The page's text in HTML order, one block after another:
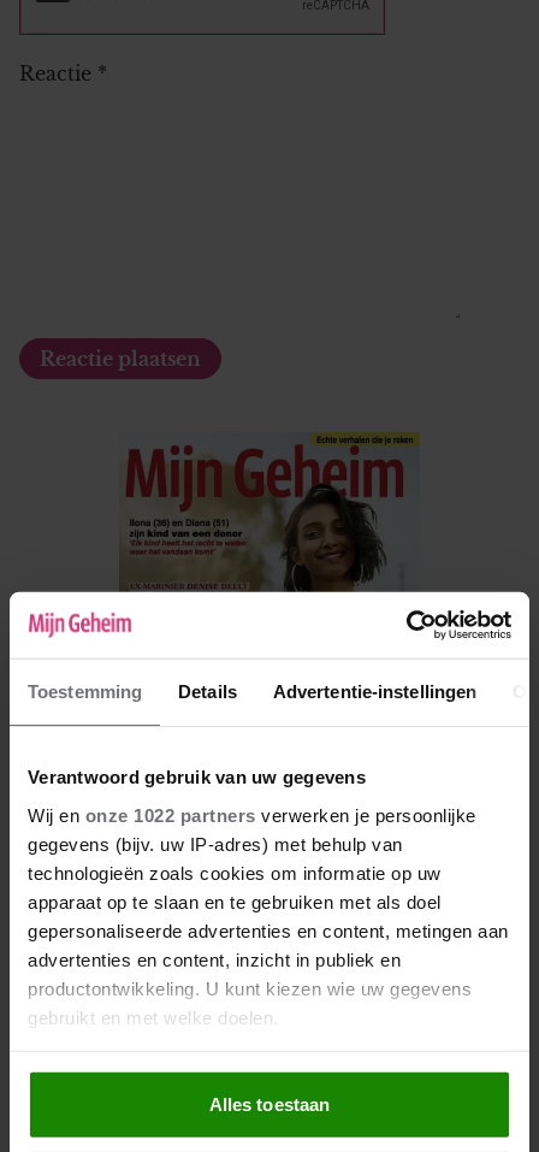
Toestemming Details Advertentie-instellingen
Verantwoord gebruik van uw gegevens
Wij en onze 1022 partners verwerken je persoonlijke
gegevens (bijv. uw IP-adres) met behulp van
technologieën zoals cookies om informatie op uw
apparaat op te slaan en te gebruiken met als doel
gepersonaliseerde advertenties en content, metingen aan
advertenties en content, inzicht in publiek en
productontwikkeling. U kunt kiezen wie uw gegevens
gebruikt en met welke doelen.
Als u het toestaat, willen we ook graag:
Informatie verzamelen over uw geografische locatie,
die tot een paar meter nauwkeurig kan zijn
Alles toestaan
Reactie *
De nieuwe Mijn Geheim ligt nu in de winkel
Abonneren
Digitaal lezen
Los kopen